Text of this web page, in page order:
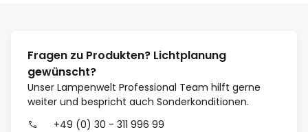
Fragen zu Produkten? Lichtplanung
gewünscht?
Unser Lampenwelt Professional Team hilft gerne
weiter und bespricht auch Sonderkonditionen.
+49 (0) 30 - 311 996 99